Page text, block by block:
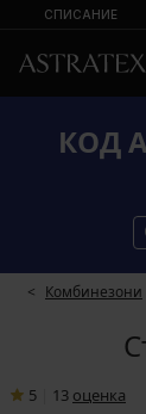
СПИСАНИЕ
КОД
Комбинезони
5 13 oценка